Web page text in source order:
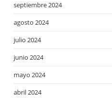
septiembre 2024
agosto 2024
julio 2024
junio 2024
mayo 2024
abril 2024